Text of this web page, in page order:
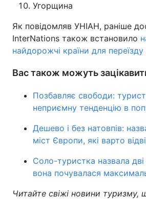
Угорщина
Як повідомляв УНІАН, раніше
InterNations також встановило
найдорожчі країни для
Вас також можуть
Позбавляє свободи:
неприємну тенденцію в
Дешево і без натовпів:
міст Європи, які варто
Соло-туристка назвала дві
вона почувалася
Читайте свіжі новини туризму,